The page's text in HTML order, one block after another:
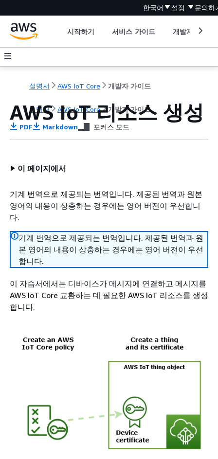
한국어 설정 문의하
시작하기 서비스 가이드 개발자 도구
설명서 AWS IoT Core 개발자 가이드
설명서 AWS IoT Core 개발자 가이드
AWS IoT 리소스 생성
PDF Markdown 포커스 모드
이 페이지에서
기계 번역으로 제공되는 번역입니다. 제공된 번역과 원본
영어의 내용이 상충하는 경우에는 영어 버전이 우선합니
다.
기계 번역으로 제공되는 번역입니다. 제공된 번역과 원
본 영어의 내용이 상충하는 경우에는 영어 버전이 우선
합니다.
이 자습서에서는 디바이스가 메시지에 연결하고 메시지를
AWS IoT Core 교환하는 데 필요한 AWS IoT 리소스를 생성
합니다.